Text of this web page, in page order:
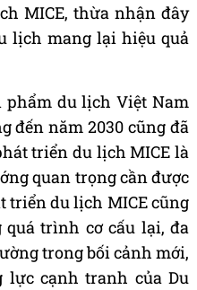
MICE, thừa nhận đây
lịch mang lại hiệu quả
phẩm du lịch Việt Nam
đến năm 2030 cũng đã
triển du lịch MICE là
quan trọng cần được
triển du lịch MICE cũng
trình cơ cấu lại, đa
trong bối cảnh mới,
lực cạnh tranh của Du